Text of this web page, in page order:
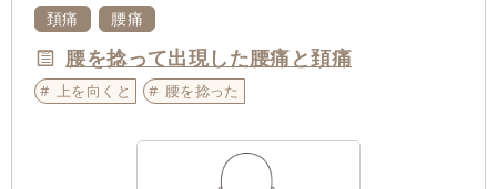
頚痛 腰痛
腰を捻って出現した腰痛と頚痛
上を向くと 腰を捻った